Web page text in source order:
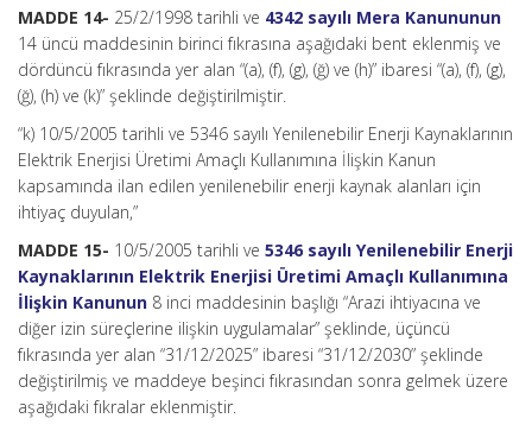
MADDE 14- 25/2/1998 tarihli ve 4342 sayılı Mera Kanununun
14 üncü maddesinin birinci fıkrasına aşağıdaki bent eklenmiş ve
dördüncü fıkrasında yer alan “(a), (f), (g), (ğ) ve (h)” ibaresi “(a), (f), (g),
(ğ), (h) ve (k)” şeklinde değiştirilmiştir.
“k) 10/5/2005 tarihli ve 5346 sayılı Yenilenebilir Enerji Kaynaklarının
Elektrik Enerjisi Üretimi Amaçlı Kullanımına İlişkin Kanun
kapsamında ilan edilen yenilenebilir enerji kaynak alanları için
ihtiyaç duyulan,”
MADDE 15- 10/5/2005 tarihli ve 5346 sayılı Yenilenebilir Enerji
Kaynaklarının Elektrik Enerjisi Üretimi Amaçlı Kullanımına
İlişkin Kanunun 8 inci maddesinin başlığı “Arazi ihtiyacına ve
diğer izin süreçlerine ilişkin uygulamalar” şeklinde, üçüncü
fıkrasında yer alan “31/12/2025” ibaresi “31/12/2030” şeklinde
değiştirilmiş ve maddeye beşinci fıkrasından sonra gelmek üzere
aşağıdaki fıkralar eklenmiştir.